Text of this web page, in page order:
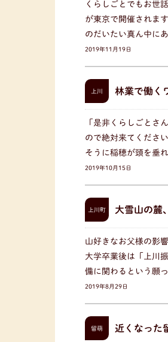
くらしごとでもお世
が東京で開催されま
のだいたい真ん中に
2019年11月19日
上川 林業で働く
「是非くらしごとさ
ので絶対来てくださ
そうに稲穂が頭を垂
2019年10月15日
上川町 大雪山の麓
山好きなお父様の影
大学卒業後は「上川
備に関わるという願
2019年8月29日
留萌 近くなった